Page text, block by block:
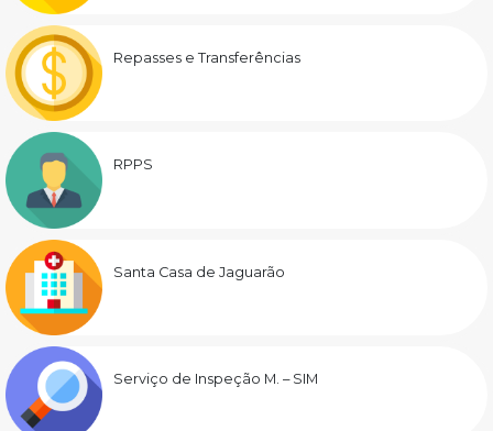
Repasses e Transferências
RPPS
Santa Casa de Jaguarão
Serviço de Inspeção M. – SIM